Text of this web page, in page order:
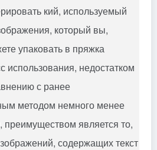
кий, используемый
который вы,
упаковать в пряжка
использования, недостатком
с ранее
методом немного менее
является то,
содержащих текст